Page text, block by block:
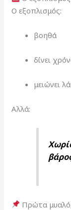
Ο εξοπλισμός:
βοηθά
δίνει
μειώνει
Αλλά:
Πρώτα